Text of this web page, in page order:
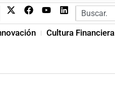
Cultura Financiera